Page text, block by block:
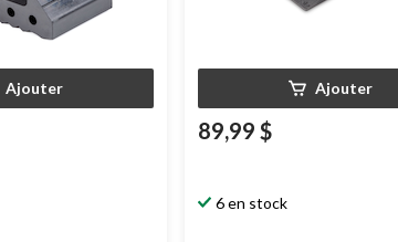
Ajouter Ajouter
89,99 $
6 en stock